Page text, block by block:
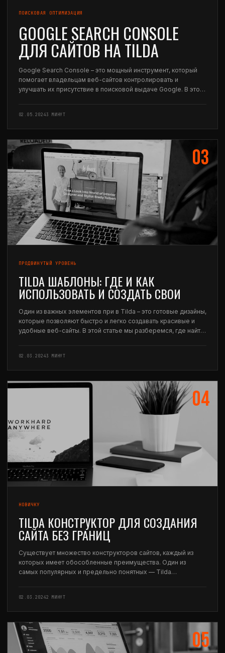
ПОИСКОВАЯ ОПТИМИЗАЦИЯ
GOOGLE SEARCH CONSOLE
ДЛЯ САЙТОВ НА TILDA
Google Search Console – это мощный инструмент, который
помогает владельцам веб-сайтов контролировать и
улучшать их присутствие в поисковой выдаче Google. В этой
проверки…
02.05.20243 МИНУТ
03
ПРОДВИНУТЫЙ УРОВЕНЬ
TILDA ШАБЛОНЫ: ГДЕ И КАК
ИСПОЛЬЗОВАТЬ И СОЗДАТЬ СВОИ
Один из важных элементов при в Tilda – это готовые дизайны,
которые позволяют быстро и легко создавать красивые и
удобные веб-сайты. В этой статье мы разберемся, где найти
02.03.20243 МИНУТ
04
НОВИЧКУ
TILDA КОНСТРУКТОР ДЛЯ СОЗДАНИЯ
САЙТА БЕЗ ГРАНИЦ
Существует множество конструкторов сайтов, каждый из
которых имеет обособленные преимущества. Один из
самых популярных и предельно понятных — Tilda
Вместе с тем, не…
02.03.20242 МИНУТ
05